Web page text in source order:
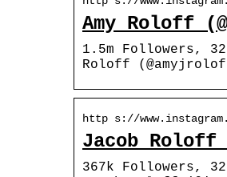
Amy Roloff
1.5m Followers,
Roloff
http s://
Jacob Roloff
367k Followers,